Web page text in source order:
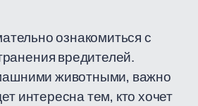
ознакомиться с
вредителей.
животными, важно
интересна тем, кто хочет